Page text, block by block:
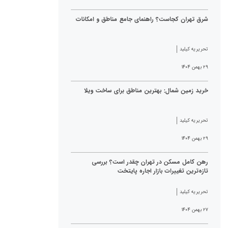
شرق تهران کجاست؟ راهنمای جامع مناطق و امکانات
تحریریه کیلید
۲۹ بهمن ۱۴۰۴
خرید زمین شمال: بهترین مناطق برای ساخت ویلا
تحریریه کیلید
۲۹ بهمن ۱۴۰۴
رهن کامل مسکن در تهران چقدر است؟ بررسی
تازه‌ترین تغییرات بازار اجاره پایتخت
تحریریه کیلید
۲۷ بهمن ۱۴۰۴